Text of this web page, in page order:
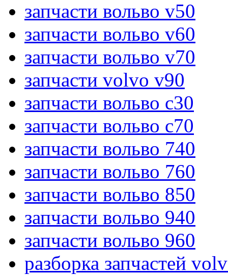
запчасти вольво v50
запчасти вольво v60
запчасти вольво v70
запчасти volvo v90
запчасти вольво c30
запчасти вольво c70
запчасти вольво 740
запчасти вольво 760
запчасти вольво 850
запчасти вольво 940
запчасти вольво 960
разборка запчастей